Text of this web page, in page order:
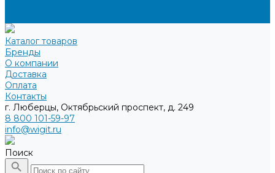
Каталог товаров
Бренды
О компании
Доставка
Оплата
Контакты
г. Люберцы, Октябрьский проспект, д. 249
8 800 101-59-97
info@wigit.ru
Поиск